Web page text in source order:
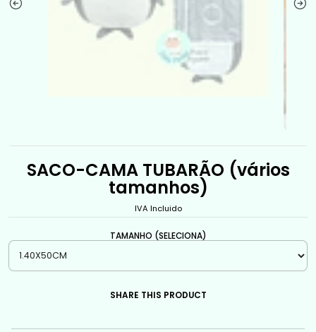
SACO-CAMA TUBARÃO (vários
tamanhos)
IVA Incluido
TAMANHO (SELECIONA)
SHARE THIS PRODUCT